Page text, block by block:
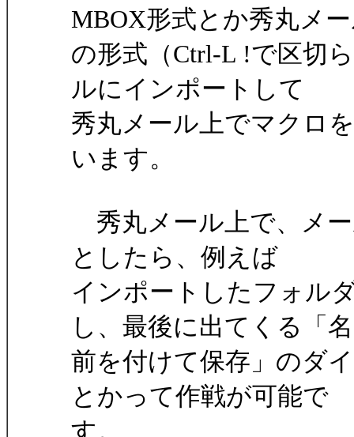
MBOX形式とか秀丸メ
の形式（Ctrl-L !で区切
ルにインポートして
秀丸メール上でマクロ
います。
秀丸メール上で、メ
としたら、例えば
インポートしたフォル
し、最後に出てくる「名
前を付けて保存」のダ
とかって作戦が可能で
す。